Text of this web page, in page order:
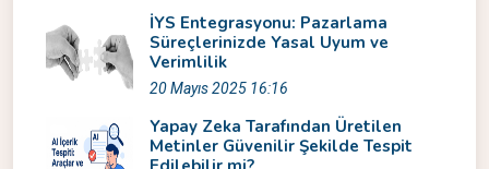
İYS Entegrasyonu: Pazarlama
Süreçlerinizde Yasal Uyum ve
Verimlilik
20 Mayıs 2025 16:16
Yapay Zeka Tarafından Üretilen
Metinler Güvenilir Şekilde Tespit